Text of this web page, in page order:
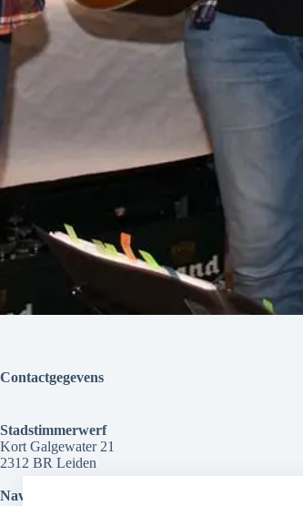
Contactgegevens
Stadstimmerwerf
Kort Galgewater 21
2312 BR Leiden
Navigeer naar de locatie: